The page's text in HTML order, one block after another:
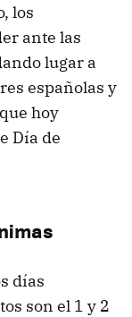
los
ante las
lugar a
españolas y
hoy
Día de
días
son el 1 y 2